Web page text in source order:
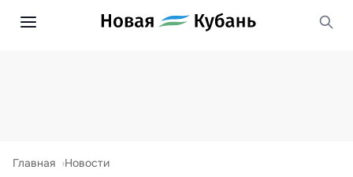
Главная Новости